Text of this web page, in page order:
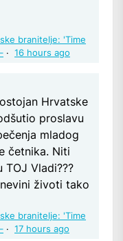
branitelje: 'Time
· 16 hours ago
Hrvatske
proslavu
mladog
četnika. Niti
Vladi???
životi tako
branitelje: 'Time
· 17 hours ago